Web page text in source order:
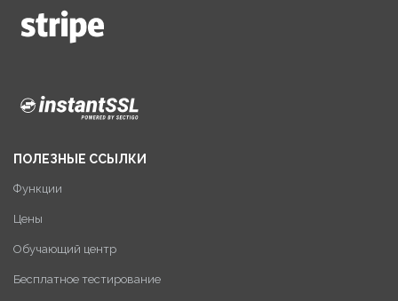
ПОЛЕЗНЫЕ ССЫЛКИ
Функции
Цены
Обучающий центр
Бесплатное тестирование